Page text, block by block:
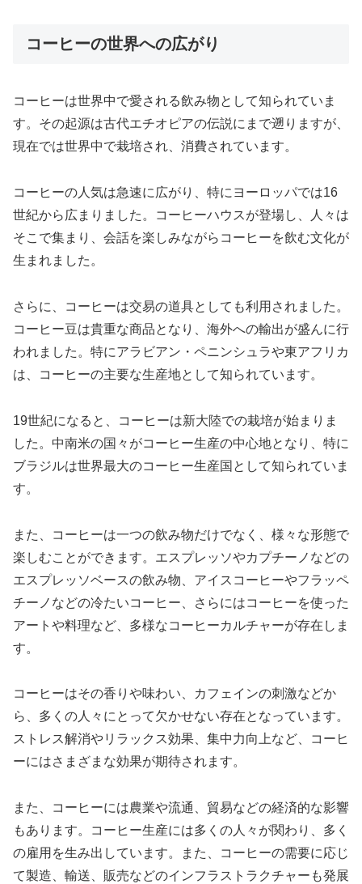
コーヒーの世界への広がり
コーヒーは世界中で愛される飲み物として知られていま
す。その起源は古代エチオピアの伝説にまで遡りますが、
現在では世界中で栽培され、消費されています。
コーヒーの人気は急速に広がり、特にヨーロッパでは16
世紀から広まりました。コーヒーハウスが登場し、人々は
そこで集まり、会話を楽しみながらコーヒーを飲む文化が
生まれました。
さらに、コーヒーは交易の道具としても利用されました。
コーヒー豆は貴重な商品となり、海外への輸出が盛んに行
われました。特にアラビアン・ペニンシュラや東アフリカ
は、コーヒーの主要な生産地として知られています。
19世紀になると、コーヒーは新大陸での栽培が始まりま
した。中南米の国々がコーヒー生産の中心地となり、特に
ブラジルは世界最大のコーヒー生産国として知られていま
す。
また、コーヒーは一つの飲み物だけでなく、様々な形態で
楽しむことができます。エスプレッソやカプチーノなどの
エスプレッソベースの飲み物、アイスコーヒーやフラッペ
チーノなどの冷たいコーヒー、さらにはコーヒーを使った
アートや料理など、多様なコーヒーカルチャーが存在しま
す。
コーヒーはその香りや味わい、カフェインの刺激などか
ら、多くの人々にとって欠かせない存在となっています。
ストレス解消やリラックス効果、集中力向上など、コーヒ
ーにはさまざまな効果が期待されます。
また、コーヒーには農業や流通、貿易などの経済的な影響
もあります。コーヒー生産には多くの人々が関わり、多く
の雇用を生み出しています。また、コーヒーの需要に応じ
て製造、輸送、販売などのインフラストラクチャーも発展